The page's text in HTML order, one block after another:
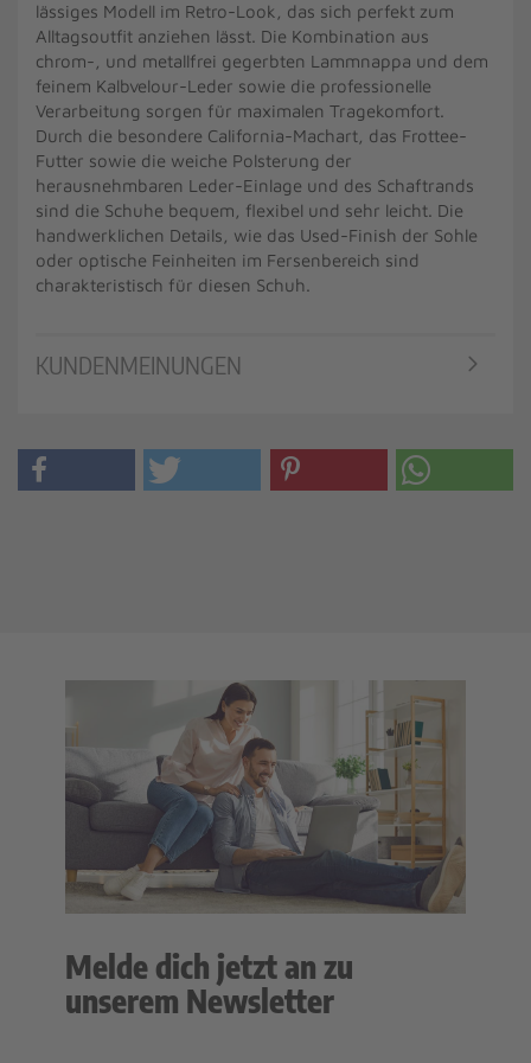
lässiges Modell im Retro-Look, das sich perfekt zum
Alltagsoutfit anziehen lässt. Die Kombination aus
chrom-, und metallfrei gegerbten Lammnappa und dem
feinem Kalbvelour-Leder sowie die professionelle
Verarbeitung sorgen für maximalen Tragekomfort.
Durch die besondere California-Machart, das Frottee-
Futter sowie die weiche Polsterung der
herausnehmbaren Leder-Einlage und des Schaftrands
sind die Schuhe bequem, flexibel und sehr leicht. Die
handwerklichen Details, wie das Used-Finish der Sohle
oder optische Feinheiten im Fersenbereich sind
charakteristisch für diesen Schuh.
KUNDENMEINUNGEN
Melde dich jetzt an zu
unserem Newsletter